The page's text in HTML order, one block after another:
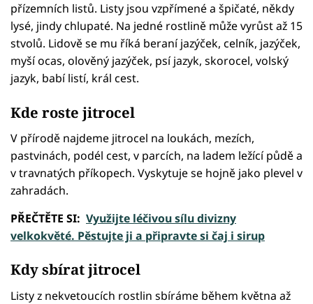
přízemních listů. Listy jsou vzpřímené a špičaté, někdy
lysé, jindy chlupaté. Na jedné rostlině může vyrůst až 15
stvolů. Lidově se mu říká beraní jazýček, celník, jazýček,
myší ocas, olověný jazýček, psí jazyk, skorocel, volský
jazyk, babí listí, král cest.
Kde roste jitrocel
V přírodě najdeme jitrocel na loukách, mezích,
pastvinách, podél cest, v parcích, na ladem ležící půdě a
v travnatých příkopech. Vyskytuje se hojně jako plevel v
zahradách.
PŘEČTĚTE SI: Využijte léčivou sílu divizny
velkokvěté. Pěstujte ji a připravte si čaj i sirup
Kdy sbírat jitrocel
Listy z nekvetoucích rostlin sbíráme během května až